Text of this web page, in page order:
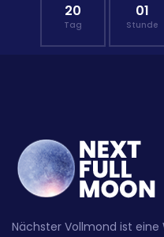
20
Tag
01
Stunde
Nächster Vollmond ist